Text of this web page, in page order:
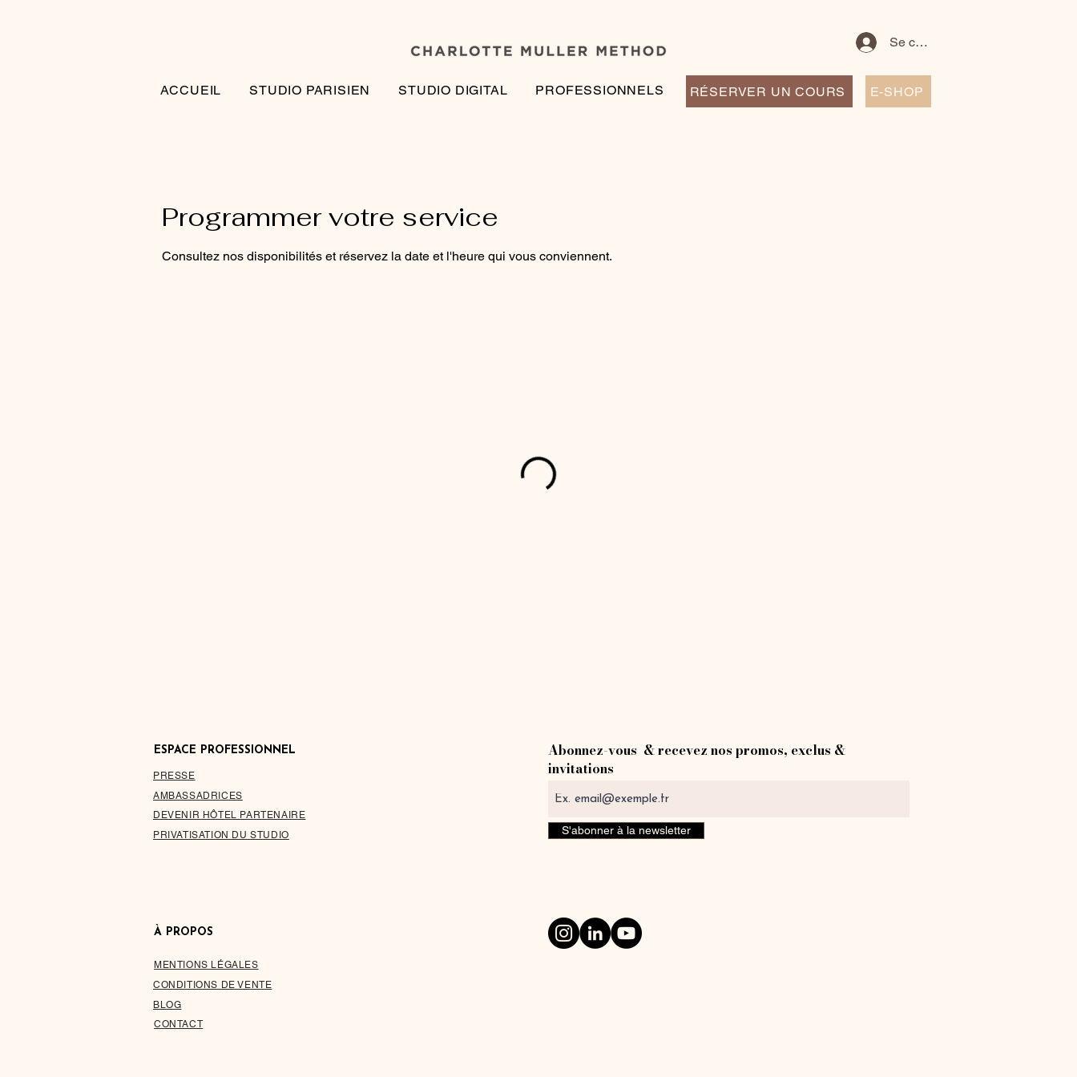
ACCUEIL STUDIO PARISIEN STUDIO DIGITAL PROFESSIONNELS
Se connecter
RÉSERVER UN COURS E-SHOP
Programmer votre service
Consultez nos disponibilités et réservez la date et l'heure qui vous conviennent.
ESPACE PROFESSIONNEL
PRESSE
AMBASSADRICES
DEVENIR HÔTEL PARTENAIRE
PRIVATISATION DU STUDIO
À PROPOS
Abonnez-vous & recevez nos promos, exclus &
invitations
S'abonner à la newsletter
MENTIONS LÉGALES
CONDITIONS DE VENTE
BLOG
CONTACT